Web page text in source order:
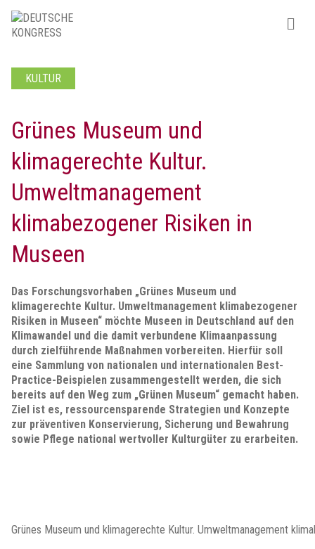
KULTUR
Grünes Museum und
klimagerechte Kultur.
Umweltmanagement
klimabezogener Risiken in
Museen
Das Forschungsvorhaben „Grünes Museum und
klimagerechte Kultur. Umweltmanagement klimabezogener
Risiken in Museen“ möchte Museen in Deutschland auf den
Klimawandel und die damit verbundene Klimaanpassung
durch zielführende Maßnahmen vorbereiten. Hierfür soll
eine Sammlung von nationalen und internationalen Best-
Practice-Beispielen zusammengestellt werden, die sich
bereits auf den Weg zum „Grünen Museum“ gemacht haben.
Ziel ist es, ressourcensparende Strategien und Konzepte
zur präventiven Konservierung, Sicherung und Bewahrung
sowie Pflege national wertvoller Kulturgüter zu erarbeiten.
Grünes Museum und klimagerechte Kultur. Umweltmanagement